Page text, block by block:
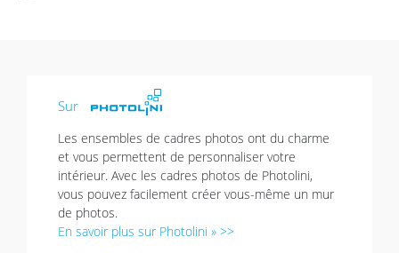
Sur
Les ensembles de cadres photos ont du charme
et vous permettent de personnaliser votre
intérieur. Avec les cadres photos de Photolini,
vous pouvez facilement créer vous-même un mur
de photos.
En savoir plus sur Photolini » >>